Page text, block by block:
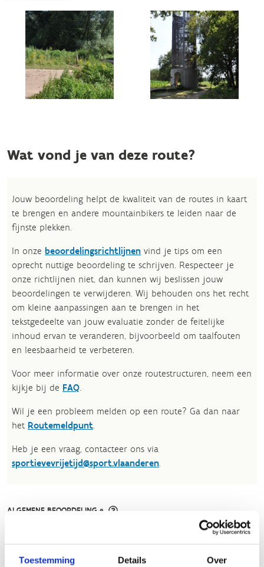
Toestemming Details Over
Wat vond je van deze route?
Jouw beoordeling helpt de kwaliteit van de routes in kaart
te brengen en andere mountainbikers te leiden naar de
fijnste plekken.
In onze beoordelingsrichtlijnen vind je tips om een
oprecht nuttige beoordeling te schrijven. Respecteer je
onze richtlijnen niet, dan kunnen wij beslissen jouw
beoordelingen te verwijderen. Wij behouden ons het recht
om kleine aanpassingen aan te brengen in het
tekstgedeelte van jouw evaluatie zonder de feitelijke
inhoud ervan te veranderen, bijvoorbeeld om taalfouten
en leesbaarheid te verbeteren.​
Voor meer informatie over onze routestructuren, neem een
kijkje bij de FAQ.
Wil je een probleem melden op een route? Ga dan naar
het Routemeldpunt.
Heb je een vraag, contacteer ons via
sportievevrijetijd@sport.vlaanderen.​
ALGEMENE BEOORDELING *